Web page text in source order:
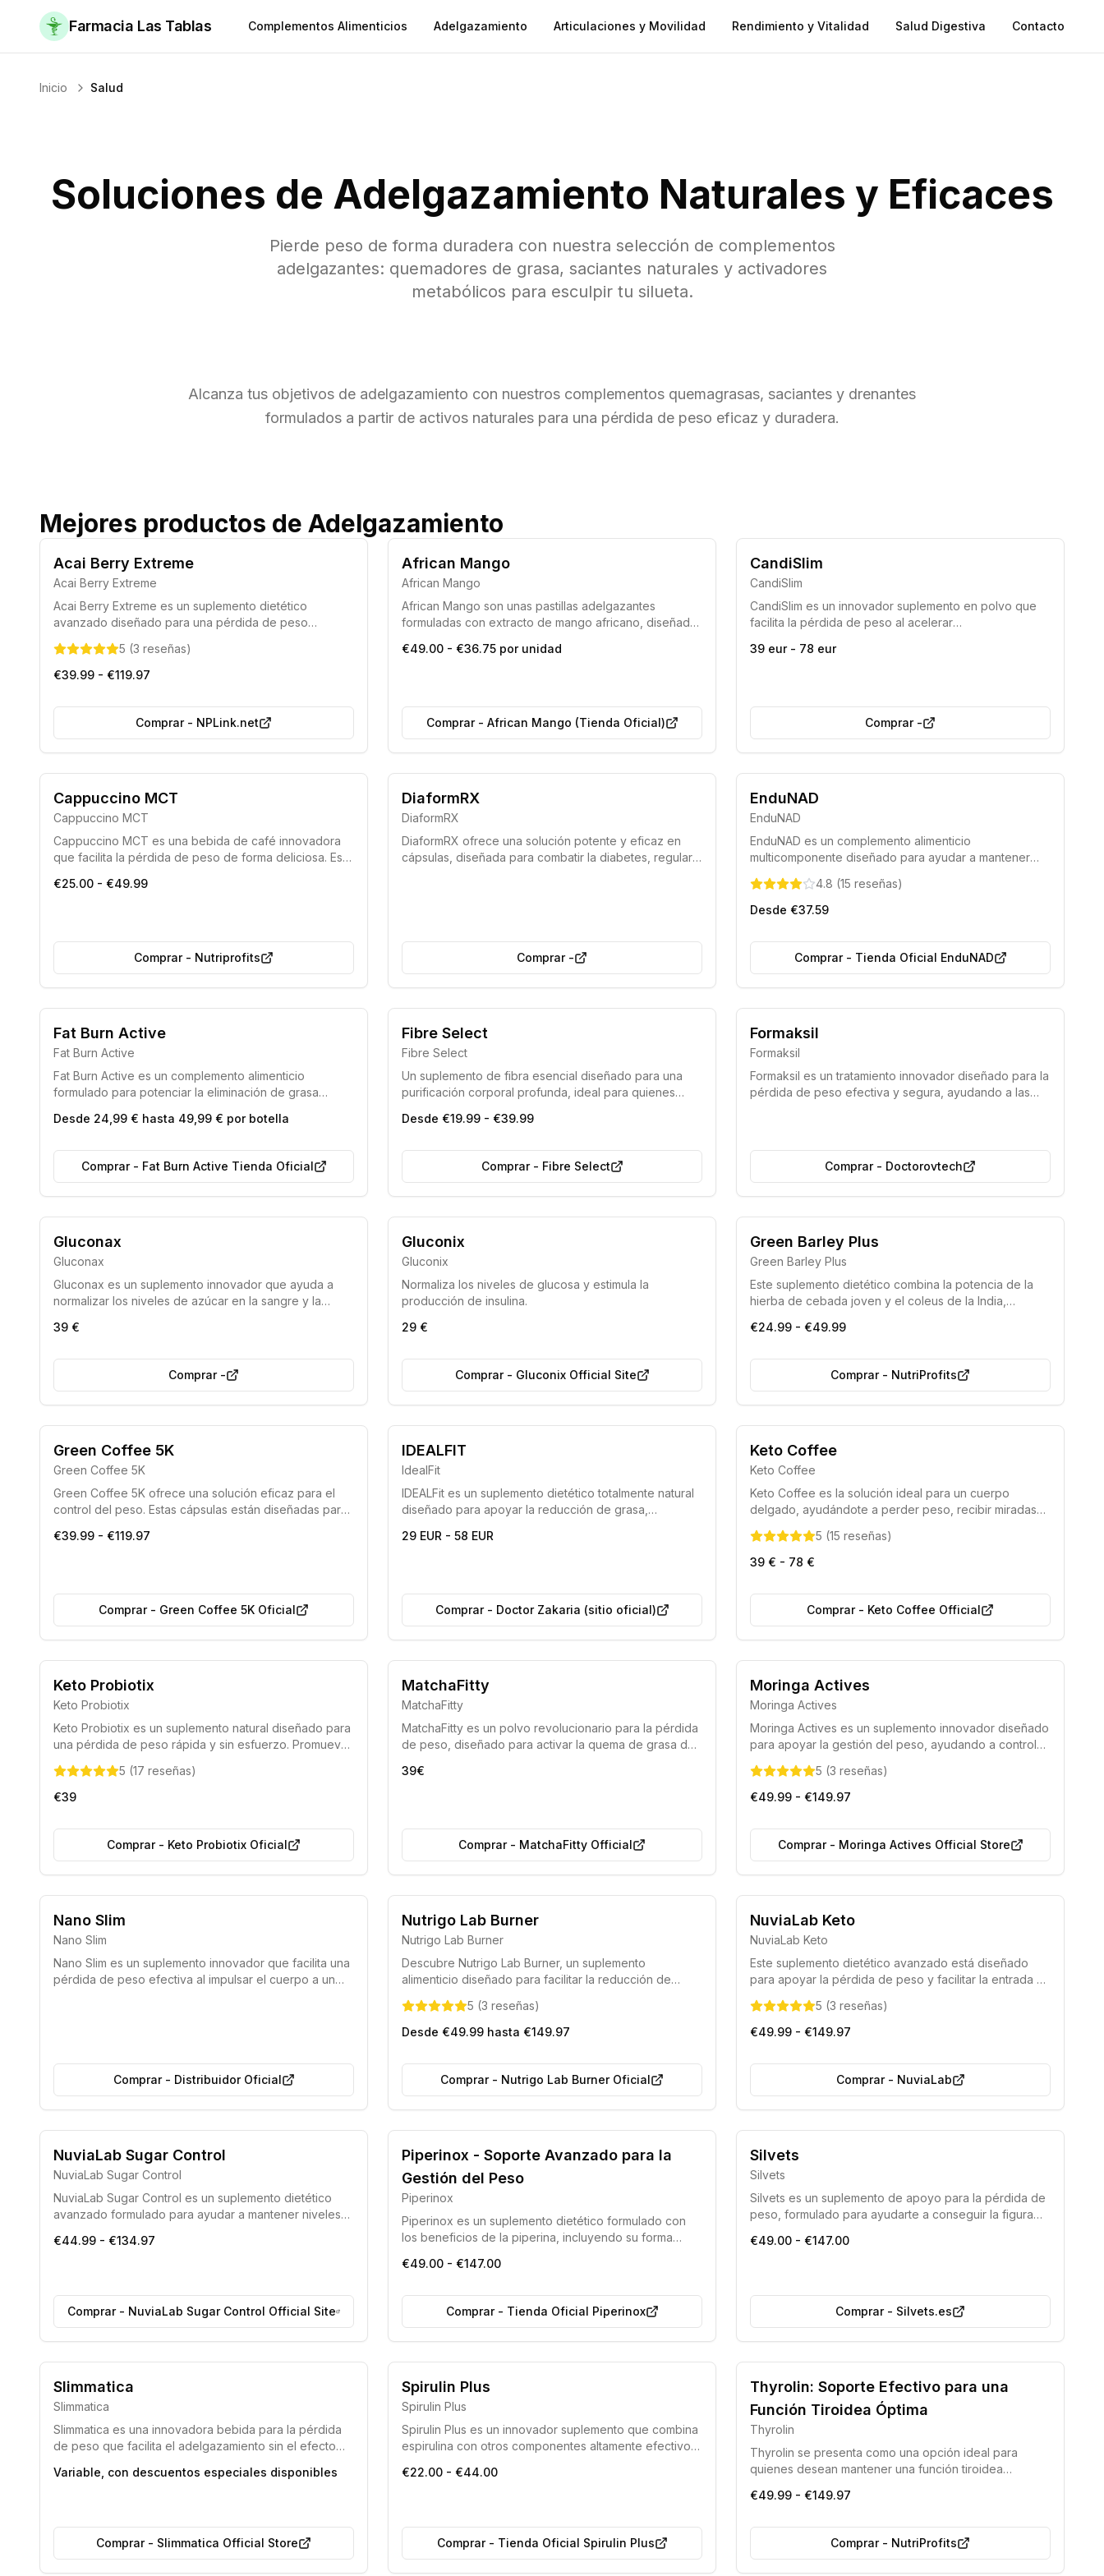
Farmacia Las Tablas Complementos Alimenticios Adelgazamiento Articulaciones y Movilidad Rendimiento y Vitalidad Salud Digestiva Contacto
Inicio Salud
Soluciones de Adelgazamiento Naturales y Eficaces
Pierde peso de forma duradera con nuestra selección de complementos
adelgazantes: quemadores de grasa, saciantes naturales y activadores
metabólicos para esculpir tu silueta.
Alcanza tus objetivos de adelgazamiento con nuestros complementos quemagrasas, saciantes y drenantes
formulados a partir de activos naturales para una pérdida de peso eficaz y duradera.
Mejores productos de Adelgazamiento
Acai Berry Extreme
Acai Berry Extreme
Acai Berry Extreme es un suplemento dietético
avanzado diseñado para una pérdida de peso
concentración de extracto de baya de Acai, facilitando
la eliminación de grasa y apoyando el bienestar
deseada al acelerar el metabolismo y controlar el
5 (3 reseñas)
€39.99 - €119.97
Comprar- NPLink.net
African Mango
African Mango
African Mango son unas pastillas adelgazantes
formuladas con extracto de mango africano, diseñadas
régimen enfocado en la pérdida de peso.
€49.00 - €36.75 por unidad
Comprar- African Mango (Tienda Oficial)
CandiSlim
CandiSlim
CandiSlim es un innovador suplemento en polvo que
facilita la pérdida de peso al acelerar
niveles de cetonas en el cuerpo. Permite una entrada
39 eur - 78 eur
Comprar-
Producto de alta calidad
Cappuccino MCT
Cappuccino MCT
Cappuccino MCT es una bebida de café innovadora
que facilita la pérdida de peso de forma deliciosa. Esta
acumulación de lípidos y promueve una prolongada
€25.00 - €49.99
Comprar- Nutriprofits
Ahora disponible sin receta médica
Fórmula potente y eficaz
DiaformRX
DiaformRX
DiaformRX ofrece una solución potente y eficaz en
cápsulas, diseñada para combatir la diabetes, regular
Comprar-
Fórmula avanzada
EnduNAD
EnduNAD
EnduNAD es un complemento alimenticio
multicomponente diseñado para ayudar a mantener
metabolismo energético normal, disminuye la fatiga y el
cansancio, y asiste en la correcta síntesis de la
vitalidad.
4.8 (15 reseñas)
Desde €37.59
Comprar- Tienda Oficial EnduNAD
Envío rápido en 24 horas.
Fat Burn Active
Fat Burn Active
Fat Burn Active es un complemento alimenticio
formulado para potenciar la eliminación de grasa
aprovechando la fuerza de sus componentes
Desde 24,99 € hasta 49,99 € por botella
Comprar- Fat Burn Active Tienda Oficial
Fibre Select
Fibre Select
Un suplemento de fibra esencial diseñado para una
purificación corporal profunda, ideal para quienes
mejorar el bienestar general.
Desde €19.99 - €39.99
Comprar- Fibre Select
Acción rápida
Formaksil
Formaksil
Formaksil es un tratamiento innovador diseñado para la
pérdida de peso efectiva y segura, ayudando a las
Comprar- Doctorovtech
Gluconax
Gluconax
Gluconax es un suplemento innovador que ayuda a
normalizar los niveles de azúcar en la sangre y la
diabetes y la mejora del metabolismo.
39 €
Comprar-
Gluconix
Gluconix
Normaliza los niveles de glucosa y estimula la
producción de insulina.
29 €
Comprar- Gluconix Official Site
Green Barley Plus
Green Barley Plus
Este suplemento dietético combina la potencia de la
hierba de cebada joven y el coleus de la India,
pérdida de peso, la desintoxicación del organismo y la
€24.99 - €49.99
Comprar- NutriProfits
Green Coffee 5K
Green Coffee 5K
Green Coffee 5K ofrece una solución eficaz para el
control del peso. Estas cápsulas están diseñadas para
mejorar la confianza en sí mismas y optimizar la calidad
€39.99 - €119.97
Comprar- Green Coffee 5K Oficial
IDEALFIT
IdealFit
IDEALFit es un suplemento dietético totalmente natural
diseñado para apoyar la reducción de grasa,
hipocalórica y un estilo de vida activo. Su fórmula
29 EUR - 58 EUR
Comprar- Doctor Zakaria (sitio oficial)
Certificado por la UE
Keto Coffee
Keto Coffee
Keto Coffee es la solución ideal para un cuerpo
delgado, ayudándote a perder peso, recibir miradas
renunciar a tu estilo de vida habitual.
5 (15 reseñas)
39 € - 78 €
Comprar- Keto Coffee Official
Entrega Segura 50% de Descuento
Keto Probiotix
Keto Probiotix
Keto Probiotix es un suplemento natural diseñado para
una pérdida de peso rápida y sin esfuerzo. Promueve
grasa, reducir el apetito y acelerar la digestión sin
alterar tu estilo de vida.
5 (17 reseñas)
€39
Comprar- Keto Probiotix Oficial
Bestseller 2025-2026
Eficiencia demostrada por los médicos
MatchaFitty
MatchaFitty
MatchaFitty es un polvo revolucionario para la pérdida
de peso, diseñado para activar la quema de grasa de
visceral, siguiendo los principios de la dieta
universal en el campo de la nutrición.
39€
Comprar- MatchaFitty Official
100% Natural Sin Gluten
Moringa Actives
Moringa Actives
Moringa Actives es un suplemento innovador diseñado
para apoyar la gestión del peso, ayudando a controlar
niveles de azúcar en sangre, facilitando un proceso
de adelgazamiento efectivo y saludable.
5 (3 reseñas)
€49.99 - €149.97
Comprar- Moringa Actives Official Store
Producto 100% natural
Nano Slim
Nano Slim
Nano Slim es un suplemento innovador que facilita una
pérdida de peso efectiva al impulsar el cuerpo a un
restricciones y las molestias típicas de las dietas
cetogénicas tradicionales, a la vez que proporciona
mayor vitalidad y una sensación general de bienestar.
Comprar- Distribuidor Oficial
Nutrigo Lab Burner
Nutrigo Lab Burner
Descubre Nutrigo Lab Burner, un suplemento
alimenticio diseñado para facilitar la reducción de
deseada. Su fórmula única favorece una quema de
calorías eficiente y una gestión óptima del peso.
5 (3 reseñas)
Desde €49.99 hasta €149.97
Comprar- Nutrigo Lab Burner Oficial
Formulado bajo la guía de nutricionistas expertos.
Elaborado con componentes completamente naturales.
NuviaLab Keto
NuviaLab Keto
Este suplemento dietético avanzado está diseñado
para apoyar la pérdida de peso y facilitar la entrada y
ingredientes naturales, ayuda a controlar el apetito,
acelera el metabolismo y la quema de grasas, a la vez
los resultados.
5 (3 reseñas)
€49.99 - €149.97
Comprar- NuviaLab
Fabricado bajo estrictos estándares de la Unión Europea.
Producto sometido a rigurosas pruebas de laboratorio para
garantizar su seguridad y eficacia.
NuviaLab Sugar Control
NuviaLab Sugar Control
NuviaLab Sugar Control es un suplemento dietético
avanzado formulado para ayudar a mantener niveles
activos trabajan para modular la glucosa, disminuir el
€44.99 - €134.97
Comprar- NuviaLab Sugar Control Official Site
Piperinox - Soporte Avanzado para la
Gestión del Peso
Piperinox
Piperinox es un suplemento dietético formulado con
los beneficios de la piperina, incluyendo su forma
pérdida de peso, estimular el metabolismo y optimizar
eficaz para quienes buscan una silueta más esbelta.
€49.00 - €147.00
Comprar- Tienda Oficial Piperinox
Producto con componentes totalmente naturales.
Silvets
Silvets
Silvets es un suplemento de apoyo para la pérdida de
peso, formulado para ayudarte a conseguir la figura
adelgazamiento, acelera el metabolismo, aumenta los
€49.00 - €147.00
Comprar- Silvets.es
Composición con ingredientes naturales
Efecto integral para la mejora de la salud
Slimmatica
Slimmatica
Slimmatica es una innovadora bebida para la pérdida
de peso que facilita el adelgazamiento sin el efecto
transformar la grasa en energía, eliminar toxinas y
Variable, con descuentos especiales disponibles
Comprar- Slimmatica Official Store
Libre de Organismos Modificados Genéticamente (OMG)
Apto para celíacos (Sin Gluten)
Spirulin Plus
Spirulin Plus
Spirulin Plus es un innovador suplemento que combina
espirulina con otros componentes altamente efectivos.
organismo, eliminar el exceso de líquidos y potenciar
€22.00 - €44.00
Comprar- Tienda Oficial Spirulin Plus
Thyrolin: Soporte Efectivo para una
Función Tiroidea Óptima
Thyrolin
Thyrolin se presenta como una opción ideal para
quienes desean mantener una función tiroidea
naturales de alta eficacia y seguridad, que contribuyen
€49.99 - €149.97
Comprar- NutriProfits